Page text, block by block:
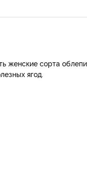
женские сорта
ягод.